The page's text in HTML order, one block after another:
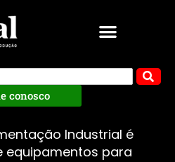
conosco
Industrial é
equipamentos para